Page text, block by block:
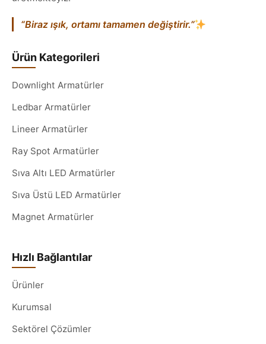
“Biraz ışık, ortamı tamamen değiştirir.”
Ürün Kategorileri
Downlight Armatürler
Ledbar Armatürler
Lineer Armatürler
Ray Spot Armatürler
Sıva Altı LED Armatürler
Sıva Üstü LED Armatürler
Magnet Armatürler
Hızlı Bağlantılar
Ürünler
Kurumsal
Sektörel Çözümler